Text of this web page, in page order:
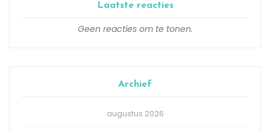
Laatste reacties
Geen reacties om te tonen.
Archief
augustus 2026